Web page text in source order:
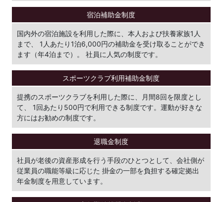
宿泊補助金制度
国内外の宿泊施設を利用した際に、本人および扶養家族1人
まで、 1人あたり1泊6,000円の補助金を受け取ることができ
ます（年4泊まで）。 社員に人気の制度です。
スポーツクラブ利用補助金制度
提携のスポーツクラブを利用した際に、月間8回を限度とし
て、 1回あたり500円で利用できる制度です。運動が好きな
方にはお勧めの制度です。
退職金制度
社員が老後の資産形成を行う手段のひとつとして、会社側が
従業員の職能等級に応じた 掛金の一部を負担する確定拠出
年金制度を用意しています。